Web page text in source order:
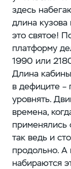
здесь
длина кузова
это святое!
платформу
1990 или
Длина
в дефиците –
уровнять.
времена,
так ведь и
продольно. А
набираются